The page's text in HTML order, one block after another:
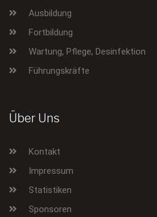
Ausbildung
Fortbildung
Wartung, Pflege, Desinfektion
Führungskräfte
Über Uns
Kontakt
Impressum
Statistiken
Sponsoren